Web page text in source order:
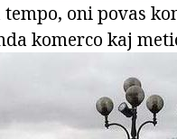
oni povas
komerco kaj